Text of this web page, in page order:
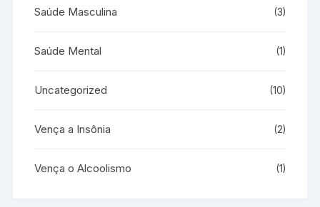
Saúde Masculina (3)
Saúde Mental (1)
Uncategorized (10)
Vença a Insônia (2)
Vença o Alcoolismo (1)